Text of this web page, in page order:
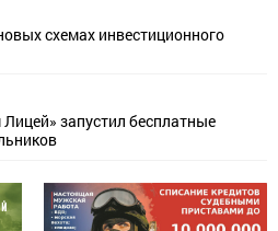
схемах инвестиционного
запустил бесплатные